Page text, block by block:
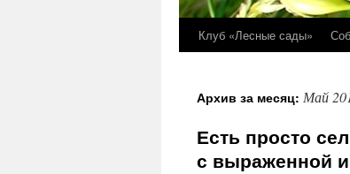
Клуб «Лесные сады»
Архив за месяц: Май
Есть просто
с выраженной